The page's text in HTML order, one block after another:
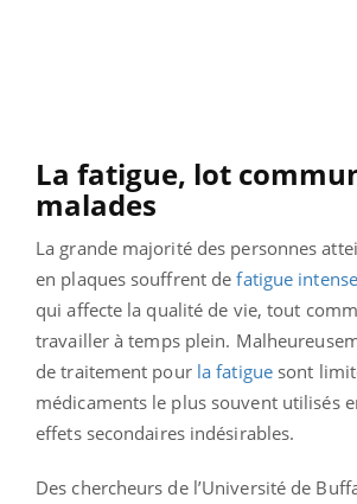
La fatigue, lot
malades
La grande majorité des personnes
en plaques souffrent defatigue intense
qui affecte la qualité de vie, tout
travailler à temps plein.
de traitement pour la fatiguesont
médicaments le plus souvent utilisés
effets secondaires indésirables.
Des chercheurs de l’Université de